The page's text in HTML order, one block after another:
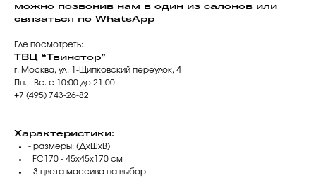
можно позвонив нам в один из салонов или
связаться по WhatsApp
Где посмотреть:
ТВЦ “Твинстор”
г. Москва, ул. 1-Щипковский переулок, 4
Пн. - Вс. с 10:00 до 21:00
+7 (495) 743-26-82
Характеристики:
- размеры: (ДхШхВ)
FC170 - 45х45x170 см
- 3 цвета массива на выбор